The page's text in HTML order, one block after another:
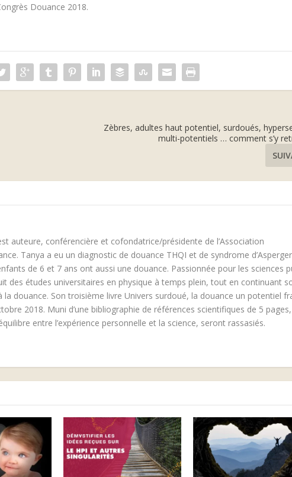
Douance 2018.
Zèbres, adultes haut potentiel, surdoués,
multi-potentiels … comment s’y
auteure, conférencière et cofondatrice/présidente de l’Association
Tanya a eu un diagnostic de douance THQI et de syndrome
de 6 et 7 ans ont aussi une douance. Passionnée pour les sciences
des études universitaires en physique à temps plein, tout en continuant
la douance. Son troisième livre Univers surdoué, la douance un potentiel
2018. Muni d’une bibliographie de références scientifiques de 5 pages,
entre l’expérience personnelle et la science, seront rassasiés.